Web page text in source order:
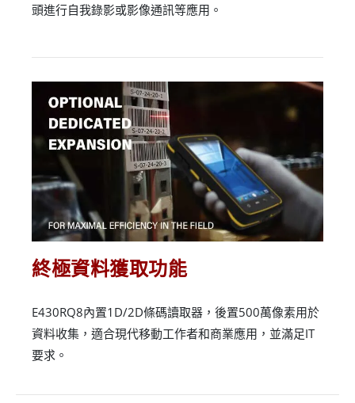
頭進行自我錄影或影像通訊等應用。
終極資料獲取功能
E430RQ8內置1D/2D條碼讀取器，後置500萬像素用於
資料收集，適合現代移動工作者和商業應用，並滿足IT
要求。